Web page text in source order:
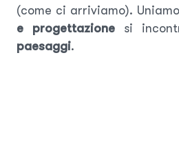
(come ci arriviamo).
e progettazione si
paesaggi.